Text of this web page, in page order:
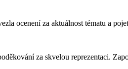
ocenení za aktuálnost tématu a
za skvelou reprezentaci.